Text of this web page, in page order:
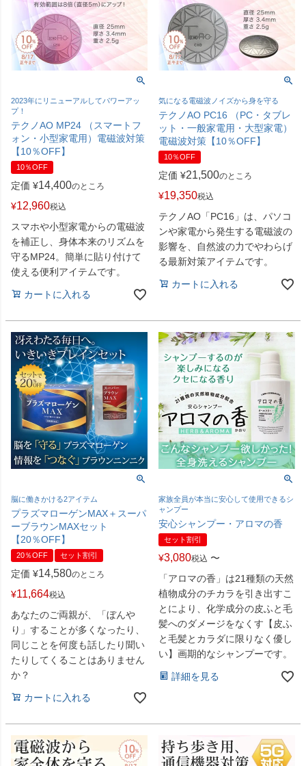
2023年にリニューアルしてパワーアッ
プ！
テクノAO MP24 （スマートフ
ォン・小型家電用）電磁波対策
【10％OFF】
10％OFF
定価 ¥14,400のところ
¥12,960税込
スマホや小型家電からの電磁波
を補正し、身体本来のリズムを
守るMP24。簡単に貼り付けて
使える便利アイテムです。
カートに入れる
気になる電磁波ノイズから身を守る
テクノAO PC16 （PC・タブレ
ット・一般家電用・大型家電）
電磁波対策【10％OFF】
10％OFF
定価 ¥21,500のところ
¥19,350税込
テクノAO「PC16」は、パソコ
ンや家電から発生する電磁波の
影響を、自然波の力でやわらげ
る最新対策アイテムです。
カートに入れる
脳に働きかける2アイテム
プラズマローゲンMAX＋スーパ
ーブラウンMAXセット
【20％OFF】
20％OFF セット割引
定価 ¥14,580のところ
¥11,664税込
あなたのご両親が、「ぼんや
り」することが多くなったり、
同じことを何度も話したり聞い
たりしてくることはありません
か？
カートに入れる
家族全員が本当に安心して使用できるシ
ャンプー
安心シャンプー・アロマの香
セット割引
¥3,080税込 〜
「アロマの香」は21種類の天然
植物成分のチカラを引き出すこ
とにより、化学成分の皮ふと毛
髪へのダメージをなくす【皮ふ
と毛髪とカラダに限りなく優し
い】画期的なシャンプーです。
詳細を見る